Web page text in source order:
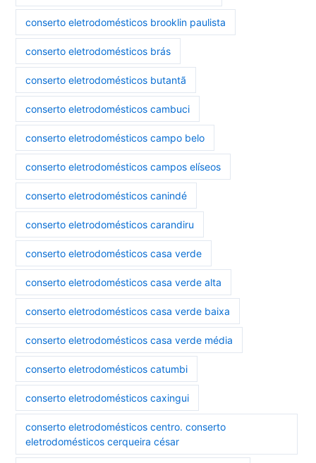
conserto eletrodomésticos brooklin paulista
conserto eletrodomésticos brás
conserto eletrodomésticos butantã
conserto eletrodomésticos cambuci
conserto eletrodomésticos campo belo
conserto eletrodomésticos campos elíseos
conserto eletrodomésticos canindé
conserto eletrodomésticos carandiru
conserto eletrodomésticos casa verde
conserto eletrodomésticos casa verde alta
conserto eletrodomésticos casa verde baixa
conserto eletrodomésticos casa verde média
conserto eletrodomésticos catumbi
conserto eletrodomésticos caxingui
conserto eletrodomésticos centro. conserto
eletrodomésticos cerqueira césar